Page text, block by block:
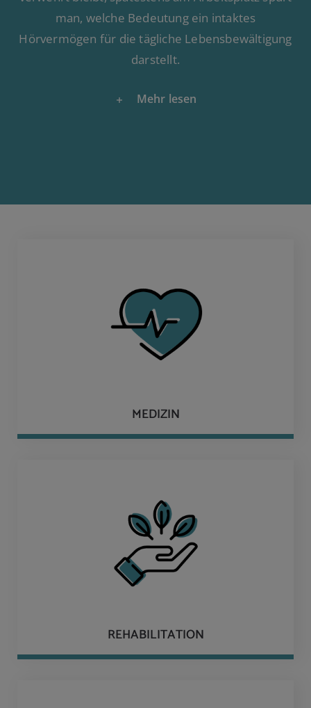
man, welche Bedeutung ein intaktes
Hörvermögen für die tägliche Lebensbewältigung
darstellt.
Mehr lesen
MEDIZIN
REHABILITATION